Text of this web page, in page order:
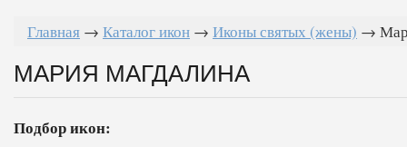
Главная → Каталог икон → Иконы святых (жены) →
МАРИЯ МАГДАЛИНА
Подбор икон: